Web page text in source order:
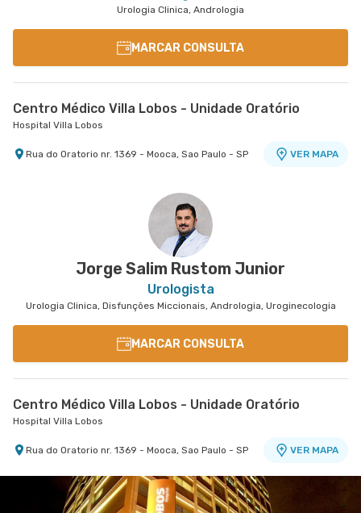
Urologia Clinica, Andrologia
MARCAR CONSULTA
Centro Médico Villa Lobos - Unidade Oratório
Hospital Villa Lobos
Rua do Oratorio nr. 1369 - Mooca, Sao Paulo - SP VER MAPA
Jorge Salim Rustom Junior
Urologista
Urologia Clinica, Disfunções Miccionais, Andrologia, Uroginecologia
MARCAR CONSULTA
Centro Médico Villa Lobos - Unidade Oratório
Hospital Villa Lobos
Rua do Oratorio nr. 1369 - Mooca, Sao Paulo - SP VER MAPA